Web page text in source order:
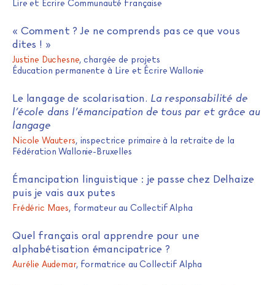
Lire et Écrire Communauté française
« Comment ? Je ne comprends pas ce que vous
dites ! »
Justine Duchesne, chargée de projets
Éducation permanente à Lire et Écrire Wallonie
Le langage de scolarisation. La responsabilité de
l’école dans l’émancipation de tous par et grâce au
langage
Nicole Wauters, inspectrice primaire à la retraite de la
Fédération Wallonie-Bruxelles
Émancipation linguistique : je passe chez Delhaize
puis je vais aux putes
Frédéric Maes, formateur au Collectif Alpha
Quel français oral apprendre pour une
alphabétisation émancipatrice ?
Aurélie Audemar, formatrice au Collectif Alpha